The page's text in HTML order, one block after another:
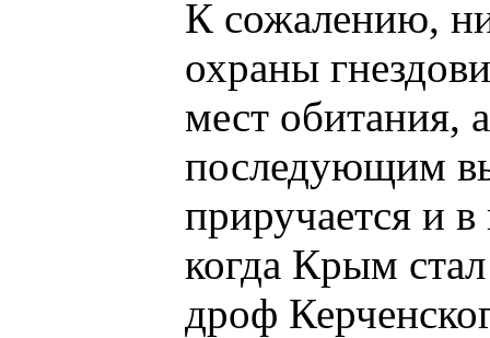
К сожалению,
охраны
мест обитания,
последующим
приручается и
когда Крым
дроф